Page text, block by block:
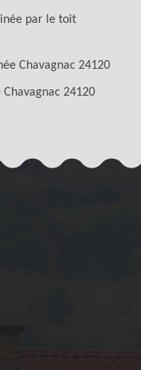
par le toit
Chavagnac 24120
24120